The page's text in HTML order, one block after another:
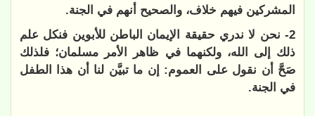
المشركين فيهم خلاف، والصحيح أنهم في الجنة.
2- نحن لا ندري حقيقة الإيمان الباطن للأبوين فنكل علم
ذلك إلى الله، ولكنهما في ظاهر الأمر مسلمان؛ فلذلك
صَحَّ أن نقول على العموم: إن ما تبيَّن لنا أن هذا الطفل
في الجنة.